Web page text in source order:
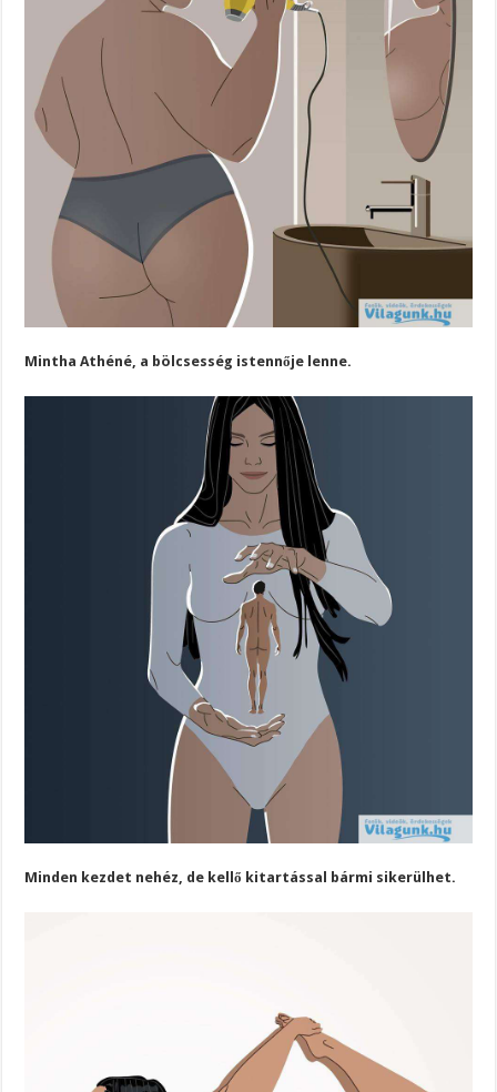
Mintha Athéné, a bölcsesség istennője lenne.
Minden kezdet nehéz, de kellő kitartással bármi sikerülhet.